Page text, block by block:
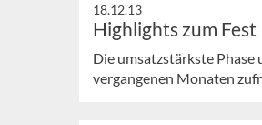
18.12.13
Highlights zum Fest
Die umsatzstärkste Phase
vergangenen Monaten